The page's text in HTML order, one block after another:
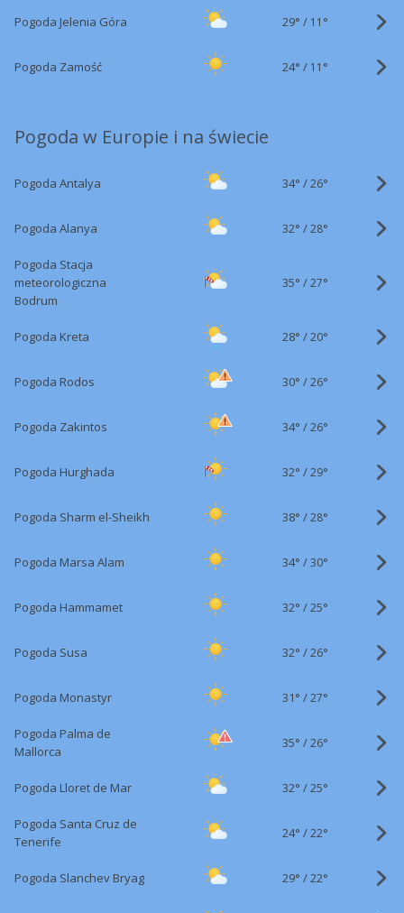
Pogoda Jelenia Góra 29° / 11°
Pogoda Zamość 24° / 11°
Pogoda w Europie i na świecie
Pogoda Antalya 34° /26°
Pogoda Alanya 32° /28°
Pogoda Stacja
meteorologiczna
Bodrum
35° /27°
Pogoda Kreta 28° /20°
Pogoda Rodos 30° /26°
Pogoda Zakintos 34° /26°
Pogoda Hurghada 32° /29°
Pogoda Sharm el-Sheikh 38° /28°
Pogoda Marsa Alam 34° /30°
Pogoda Hammamet 32° /25°
Pogoda Susa 32° /26°
Pogoda Monastyr 31° /27°
Pogoda Palma de
Mallorca
35° /26°
Pogoda Lloret de Mar 32° /25°
Pogoda Santa Cruz de
Tenerife
24° /22°
Pogoda Slanchev Bryag 29° /22°